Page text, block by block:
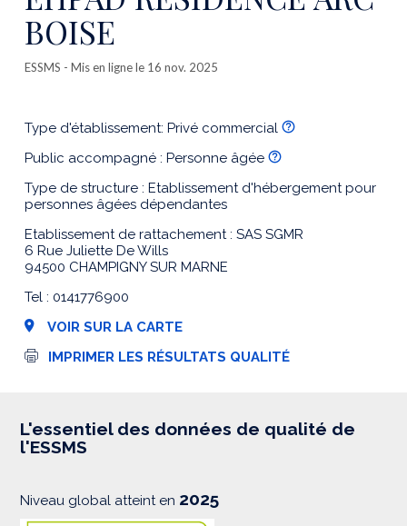
BOISE
ESSMS - Mis en ligne le 16 nov. 2025
Type d'établissement: Privé commercial
Public accompagné : Personne âgée
Type de structure : Etablissement d'hébergement pour
personnes âgées dépendantes
Etablissement de rattachement : SAS SGMR
6 Rue Juliette De Wills
94500 CHAMPIGNY SUR MARNE
Tel : 0141776900
VOIR SUR LA CARTE
I
s
i
IMPRIMER LES RÉSULTATS QUALITÉ
L'essentiel des données de qualité de
l'ESSMS
Niveau global atteint en 2025